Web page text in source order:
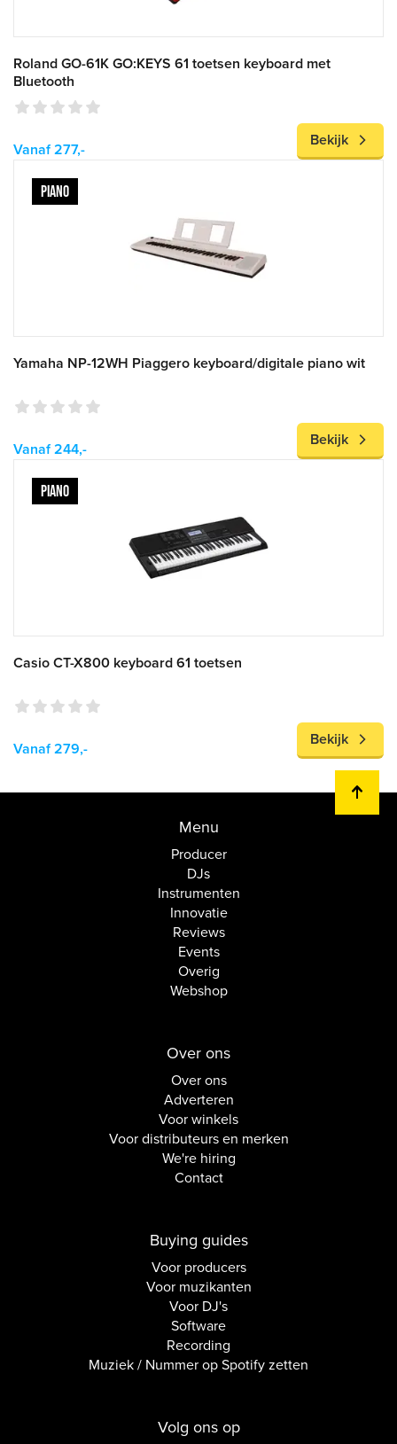
Roland GO-61K GO:KEYS 61 toetsen keyboard met
Bluetooth
Vanaf 277,-
Bekijk
PIANO
Yamaha NP-12WH Piaggero keyboard/digitale piano wit
Vanaf 244,-
Bekijk
PIANO
Casio CT-X800 keyboard 61 toetsen
Vanaf 279,-
Bekijk
Menu
Producer
DJs
Instrumenten
Innovatie
Reviews
Events
Overig
Webshop
Over ons
Over ons
Adverteren
Voor winkels
Voor distributeurs en merken
We're hiring
Contact
Buying guides
Voor producers
Voor muzikanten
Voor DJ's
Software
Recording
Muziek / Nummer op Spotify zetten
Volg ons op